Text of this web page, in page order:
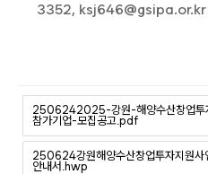
3352, ksj646@gsipa.or.kr
2506242025-강원-해양수산창업투
참가기업-모집공고.pdf
250624강원해양수산창업투자지원
안내서.hwp